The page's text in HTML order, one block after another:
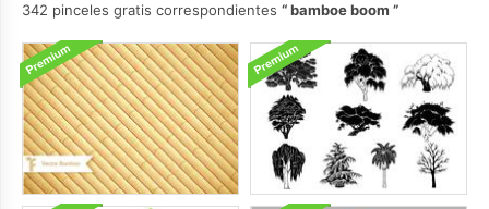
342 pinceles gratis correspondientes
bamboe boom